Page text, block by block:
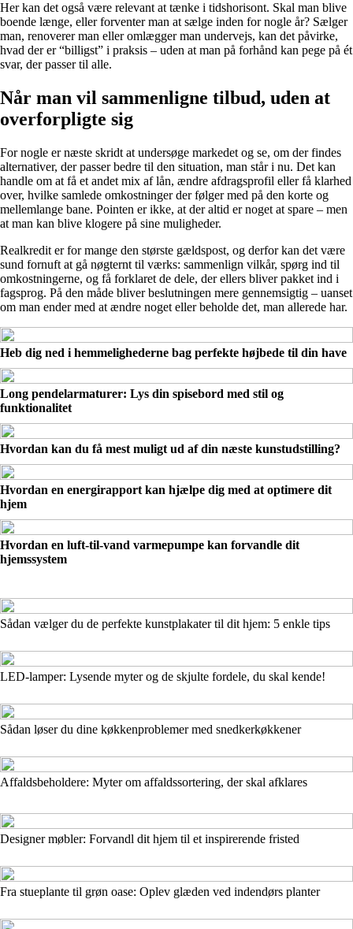
Her kan det også være relevant at tænke i tidshorisont. Skal man blive
boende længe, eller forventer man at sælge inden for nogle år? Sælger
man, renoverer man eller omlægger man undervejs, kan det påvirke,
hvad der er “billigst” i praksis – uden at man på forhånd kan pege på ét
svar, der passer til alle.
Når man vil sammenligne tilbud, uden at
overforpligte sig
For nogle er næste skridt at undersøge markedet og se, om der findes
alternativer, der passer bedre til den situation, man står i nu. Det kan
handle om at få et andet mix af lån, ændre afdragsprofil eller få klarhed
over, hvilke samlede omkostninger der følger med på den korte og
mellemlange bane. Pointen er ikke, at der altid er noget at spare – men
at man kan blive klogere på sine muligheder.
Realkredit er for mange den største gældspost, og derfor kan det være
sund fornuft at gå nøgternt til værks: sammenlign vilkår, spørg ind til
omkostningerne, og få forklaret de dele, der ellers bliver pakket ind i
fagsprog. På den måde bliver beslutningen mere gennemsigtig – uanset
om man ender med at ændre noget eller beholde det, man allerede har.
Heb dig ned i hemmelighederne bag perfekte højbede til din have
Long pendelarmaturer: Lys din spisebord med stil og
funktionalitet
Hvordan kan du få mest muligt ud af din næste kunstudstilling?
Hvordan en energirapport kan hjælpe dig med at optimere dit
hjem
Hvordan en luft-til-vand varmepumpe kan forvandle dit
hjemssystem
Sådan vælger du de perfekte kunstplakater til dit hjem: 5 enkle tips
LED-lamper: Lysende myter og de skjulte fordele, du skal kende!
Sådan løser du dine køkkenproblemer med snedkerkøkkener
Affaldsbeholdere: Myter om affaldssortering, der skal afklares
Designer møbler: Forvandl dit hjem til et inspirerende fristed
Fra stueplante til grøn oase: Oplev glæden ved indendørs planter